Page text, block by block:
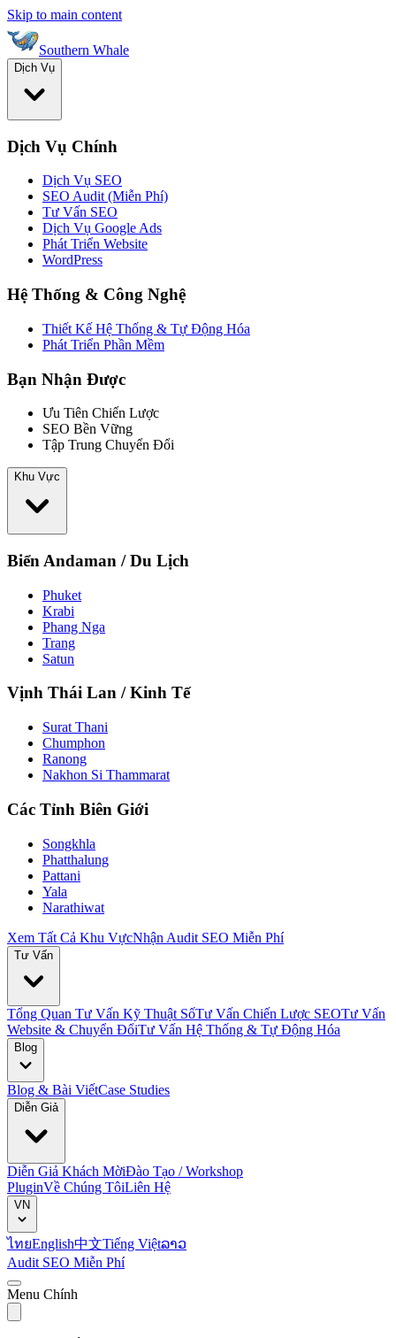
Skip to main content
Southern Whale
Dịch Vụ
Dịch Vụ Chính
Dịch Vụ SEO
SEO Audit (Miễn Phí)
Tư Vấn SEO
Dịch Vụ Google Ads
Phát Triển Website
WordPress
Hệ Thống & Công Nghệ
Thiết Kế Hệ Thống & Tự Động Hóa
Phát Triển Phần Mềm
Bạn Nhận Được
Ưu Tiên Chiến Lược
SEO Bền Vững
Tập Trung Chuyển Đổi
Khu Vực
Biển Andaman / Du Lịch
Phuket
Krabi
Phang Nga
Trang
Satun
Vịnh Thái Lan / Kinh Tế
Surat Thani
Chumphon
Ranong
Nakhon Si Thammarat
Các Tỉnh Biên Giới
Songkhla
Phatthalung
Pattani
Yala
Narathiwat
Xem Tất Cả Khu VựcNhận Audit SEO Miễn Phí
Tư Vấn
Tổng Quan Tư Vấn Kỹ Thuật SốTư Vấn Chiến Lược SEOTư Vấn
Website & Chuyển ĐổiTư Vấn Hệ Thống & Tự Động Hóa
Blog
Blog & Bài ViếtCase Studies
Diễn Giả
Diễn Giả Khách MờiĐào Tạo / Workshop
PluginVề Chúng TôiLiên Hệ
VN
ไทยEnglish中文Tiếng Việtລາວ
Audit SEO Miễn Phí
Menu Chính